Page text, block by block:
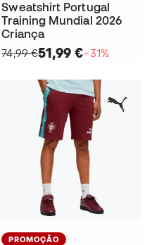
Sweatshirt Portugal
Training Mundial 2026
Criança
74,99 €51,99 €−31%
PROMOÇÃO